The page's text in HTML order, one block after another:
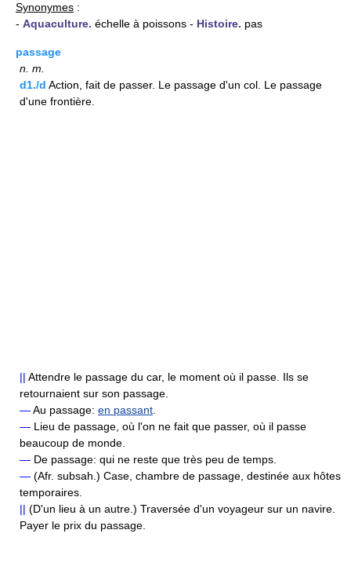
Synonymes :
- Aquaculture. échelle à poissons - Histoire. pas
passage
n. m.
d1./d Action, fait de passer. Le passage d'un col. Le passage
d'une frontière.
|| Attendre le passage du car, le moment où il passe. Ils se
retournaient sur son passage.
—Au passage: en passant.
— Lieu de passage, où l'on ne fait que passer, où il passe
beaucoup de monde.
— De passage: qui ne reste que très peu de temps.
— (Afr. subsah.) Case, chambre de passage, destinée aux hôtes
temporaires.
|| (D'un lieu à un autre.) Traversée d'un voyageur sur un navire.
Payer le prix du passage.